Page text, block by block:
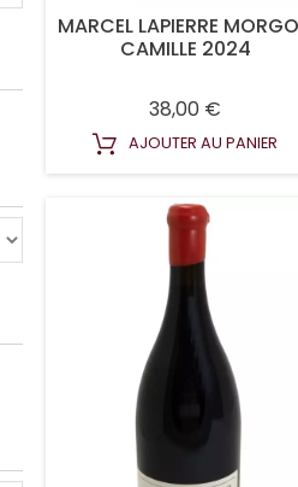
MARCEL LAPIERRE
CAMILLE 2024
38,00 €
AJOUTER AU PANIER